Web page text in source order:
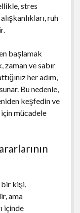
stres
ruh
başlamak
zaman ve sabır
her adım,
Bu nedenle,
keşfedin ve
mücadele
bir kişi,
ama
içinde